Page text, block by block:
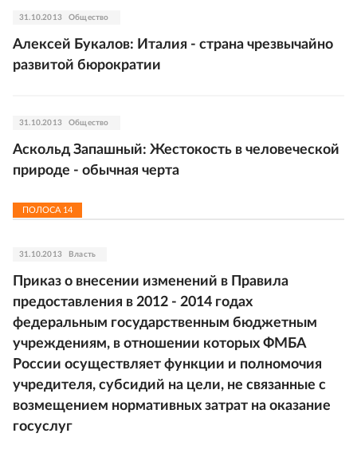
31.10.2013 Общество
Алексей Букалов: Италия - страна чрезвычайно
развитой бюрократии
31.10.2013 Общество
Аскольд Запашный: Жестокость в человеческой
природе - обычная черта
ПОЛОСА 14
31.10.2013 Власть
Приказ о внесении изменений в Правила
предоставления в 2012 - 2014 годах
федеральным государственным бюджетным
учреждениям, в отношении которых ФМБА
России осуществляет функции и полномочия
учредителя, субсидий на цели, не связанные с
возмещением нормативных затрат на оказание
госуслуг